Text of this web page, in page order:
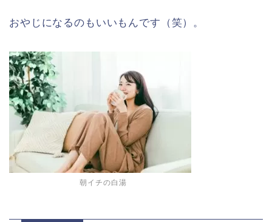
おやじになるのもいいもんです（笑）。
朝イチの白湯